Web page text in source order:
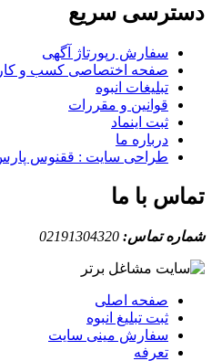
سریع
سفارش رپورتاژ آگهی
صفحه اختصاصی کسب و کار شما
تبلیغات انبوه
قوانین و مقررات
ثبت اینماد
درباره ما
طراحی سایت : ققنوس پارس
با ما
تماس:02191304320
صفحه اصلی
ثبت تبلیغ انبوه
سفارش مینی سایت
تعرفه